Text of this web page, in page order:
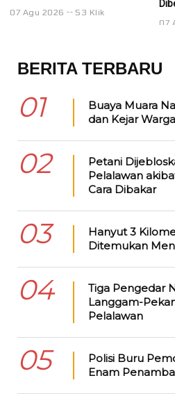
07 Agu 2026 53 Klik
07
BERITA TERBARU
01
Buaya Muara
dan Kejar
02
Petani
Pelalawan
Cara Dibakar
03
Hanyut 3
Ditemukan
04
Tiga Pengedar
Langgam-
Pelalawan
05
Polisi Buru
Enam